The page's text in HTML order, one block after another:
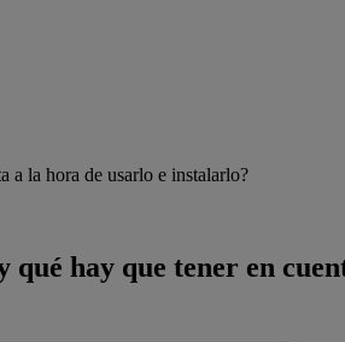
a la hora de usarlo e instalarlo?
hay que tener en